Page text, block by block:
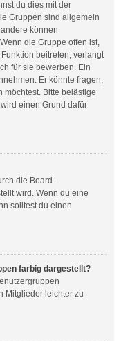
du dies mit der
Gruppen sind allgemein
können
die Gruppe offen ist,
beitreten; verlangt
für sie bewerben. Ein
Er könnte fragen,
möchtest. Bitte belästige
einen Grund dafür
die Board-
wird. Wenn du eine
solltest du einen
farbig dargestellt?
Mitglieder leichter zu